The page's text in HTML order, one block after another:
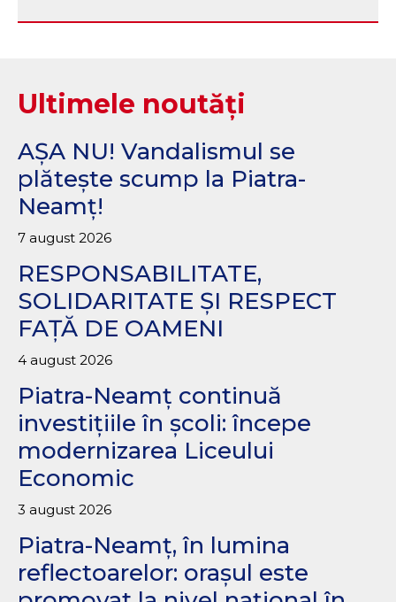
Ultimele noutăți
AȘA NU! Vandalismul se
plătește scump la Piatra-
Neamț!
7 august 2026
RESPONSABILITATE,
SOLIDARITATE ȘI RESPECT
FAȚĂ DE OAMENI
4 august 2026
Piatra-Neamț continuă
investițiile în școli: începe
modernizarea Liceului
Economic
3 august 2026
Piatra-Neamț, în lumina
reflectoarelor: orașul este